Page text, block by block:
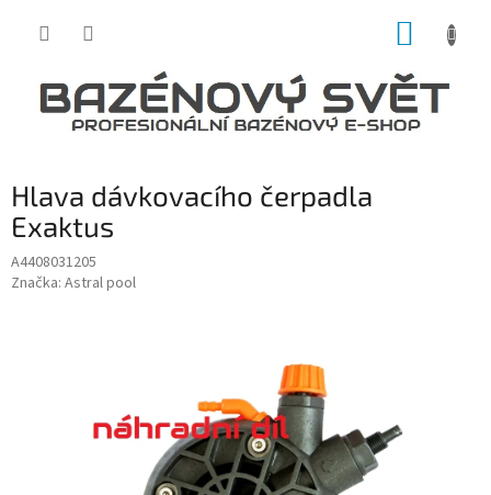
Hlava dávkovacího čerpadla
Exaktus
A4408031205
Značka: Astral pool